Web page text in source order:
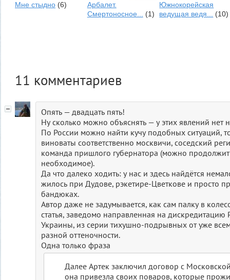
Мне стыдно (6)
Арбалет.
Смертоносное... (1)
Южнокорейская
ведущая ведя... (10)
11 комментариев
Опять — двадцать пять!
Ну сколько можно объяснять — у этих явлений нет
По России можно найти кучу подобных ситуаций,
виноваты соответственно москвичи, соседский
команда пришлого губернатора (можно
необходимое).
Да что далеко ходить: у нас и здесь найдётся
жилось при Дудове, рэкетире-Цветкове и просто
бандюках.
Автор даже не задумывается, как сам палку в
статья, заведомо направленная на дискредитацию
Украины, из серии тихушно-подрывных от уже
разной оттеночности.
Одна только фраза
Далее Артек заключил договор с
она привезла своих поваров, которые